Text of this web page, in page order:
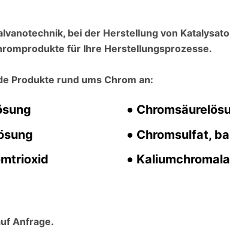
bei der Herstellung von
für Ihre Herstellungsprozesse.
Produkte rund ums Chrom an:
Chromsulfat,
Anfrage.